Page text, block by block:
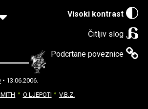
Visoki kontrast
Čitljiv slog
Podcrtane poveznice
• 13.06.2006.
O LJEPOTI V.B.Z.